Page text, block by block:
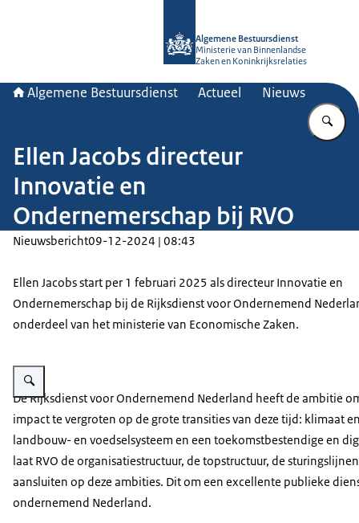
Algemene Bestuursdienst
Ministerie van Binnenlandse
Zaken en Koninkrijksrelaties
Algemene Bestuursdienst Actueel Nieuws
Ellen Jacobs directeur
Innovatie en
Ondernemerschap bij RVO
Nieuwsbericht09-12-2024 | 08:43
Ellen Jacobs start per 1 februari 2025 als directeur Innovatie en
Ondernemerschap bij de Rijksdienst voor Ondernemend
onderdeel van het ministerie van Economische Zaken.
Vergroot afbeelding Ellen Jacobs
De Rijksdienst voor Ondernemend Nederland heeft de ambitie
impact te vergroten op de grote transities van deze tijd: klimaat
landbouw- en voedselsysteem en een toekomstbestendige en
laat RVO de organisatiestructuur, de topstructuur, de
aansluiten op deze ambities. Dit om een excellente publieke
ondernemend Nederland.